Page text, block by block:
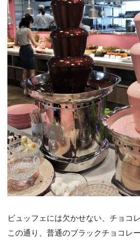
ビュッフェには欠かせない、チョコ
この通り、普通のブラックチョコレ